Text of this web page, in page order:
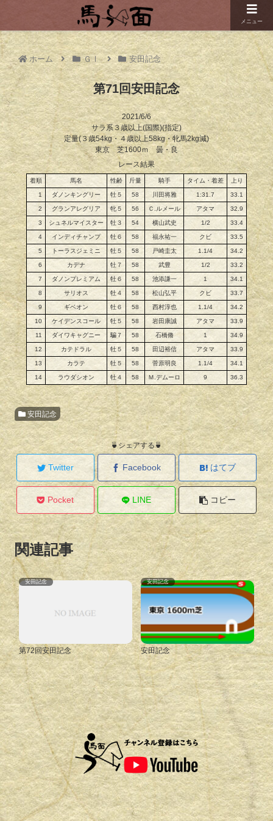
ホーム ＧⅠ 安田記念
第71回安田記念
2021/6/6
サラ系３歳以上(国際)(指定)
定量(３歳54kg・４歳以上58kg・牝馬2kg減)
東京 芝1600ｍ 曇・良
レース結果
着順 馬名 性齢 斤量 騎手 タイム・着差 上り
1 ダノンキングリー 牡５ 58 川田将雅 1:31.7 33.1
2 グランアレグリア 牝５ 56 Ｃ.ルメール アタマ 32.9
3 シュネルマイスター 牡３ 54 横山武史 1/2 33.4
4 インディチャンプ 牡６ 58 福永祐一 クビ 33.5
5 トーラスジェミニ 牡５ 58 戸崎圭太 1.1/4 34.2
6 カデナ 牡７ 58 武豊 1/2 33.2
7 ダノンプレミアム 牡６ 58 池添謙一 1 34.1
8 サリオス 牡４ 58 松山弘平 クビ 33.7
9 ギベオン 牡６ 58 西村淳也 1.1/4 34.2
10 ケイデンスコール 牡５ 58 岩田康誠 アタマ 33.9
11 ダイワキャグニー 騙７ 58 石橋脩 1 34.9
12 カテドラル 牡５ 58 田辺裕信 アタマ 33.9
13 カラテ 牡５ 58 菅原明良 1.1/4 34.1
14 ラウダシオン 牡４ 58 Ｍ.デムーロ 9 36.3
安田記念
🍵シェアする🍵
Twitter Facebook はてブ
Pocket LINE コピー
関連記事
安田記念
第72回安田記念
安田記念
安田記念
メニュー